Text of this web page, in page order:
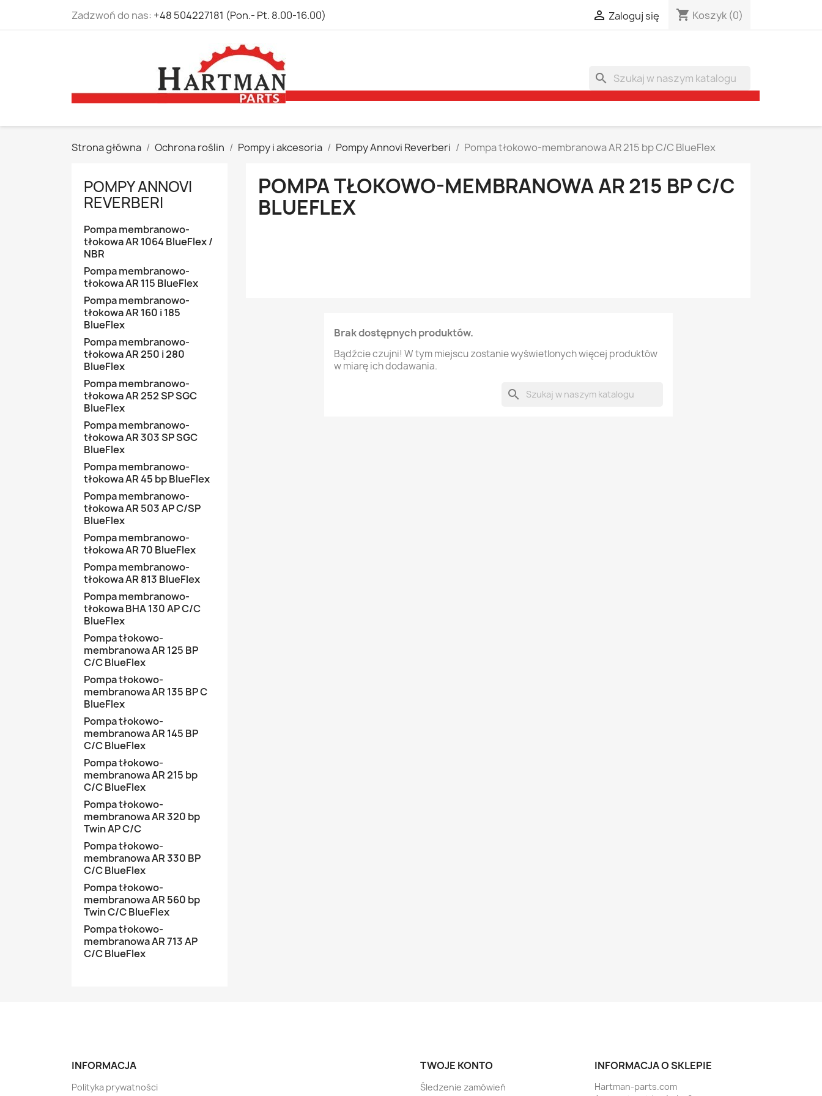
Zadzwoń do nas: +48 504227181 (Pon.- Pt. 8.00-16.00)  Zaloguj się shopping_cart Koszyk (0)
search
Strona główna Ochrona roślin Pompy i akcesoria Pompy Annovi Reverberi Pompa tłokowo-membranowa AR 215 bp C/C BlueFlex
POMPY ANNOVI
REVERBERI
Pompa membranowo-
tłokowa AR 1064 BlueFlex /
NBR
Pompa membranowo-
tłokowa AR 115 BlueFlex
Pompa membranowo-
tłokowa AR 160 i 185
BlueFlex
Pompa membranowo-
tłokowa AR 250 i 280
BlueFlex
Pompa membranowo-
tłokowa AR 252 SP SGC
BlueFlex
Pompa membranowo-
tłokowa AR 303 SP SGC
BlueFlex
Pompa membranowo-
tłokowa AR 45 bp BlueFlex
Pompa membranowo-
tłokowa AR 503 AP C/SP
BlueFlex
Pompa membranowo-
tłokowa AR 70 BlueFlex
Pompa membranowo-
tłokowa AR 813 BlueFlex
Pompa membranowo-
tłokowa BHA 130 AP C/C
BlueFlex
Pompa tłokowo-
membranowa AR 125 BP
C/C BlueFlex
Pompa tłokowo-
membranowa AR 135 BP C
BlueFlex
Pompa tłokowo-
membranowa AR 145 BP
C/C BlueFlex
Pompa tłokowo-
membranowa AR 215 bp
C/C BlueFlex
Pompa tłokowo-
membranowa AR 320 bp
Twin AP C/C
Pompa tłokowo-
membranowa AR 330 BP
C/C BlueFlex
Pompa tłokowo-
membranowa AR 560 bp
Twin C/C BlueFlex
Pompa tłokowo-
membranowa AR 713 AP
C/C BlueFlex
POMPA TŁOKOWO-MEMBRANOWA AR 215 BP C/C
BLUEFLEX
Brak dostępnych produktów.
Bądźcie czujni! W tym miejscu zostanie wyświetlonych więcej produktów
w miarę ich dodawania.
search
INFORMACJA
Polityka prywatności
TWOJE KONTO
Śledzenie zamówień
INFORMACJA O SKLEPIE
Hartman-parts.com